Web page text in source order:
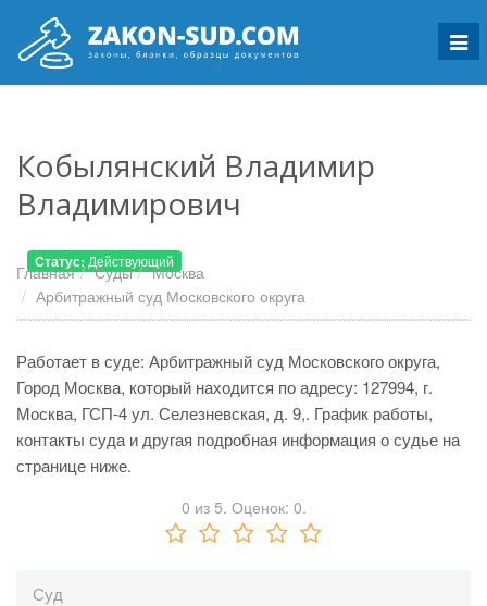
Кобылянский Владимир
Владимирович
Статус: Действующий
Главная Суды
Москва
Арбитражный суд Московского округа
Работает в суде: Арбитражный суд Московского округа,
Город Москва, который находится по адресу: 127994, г.
Москва, ГСП-4 ул. Селезневская, д. 9,. График работы,
контакты суда и другая подробная информация о судье на
странице ниже.
0 из 5. Оценок: 0.
Суд